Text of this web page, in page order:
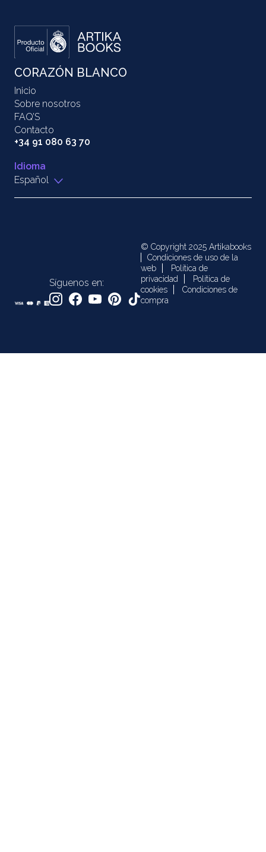
CORAZÓN BLANCO
Inicio
Sobre nosotros
FAQ’S
Contacto
+34 91 080 63 70
Idioma
Español
Síguenos en:
© Copyright 2025 Artikabooks
Condiciones de uso de la
web
Política de
privacidad
Política de
cookies
Condiciones de
compra